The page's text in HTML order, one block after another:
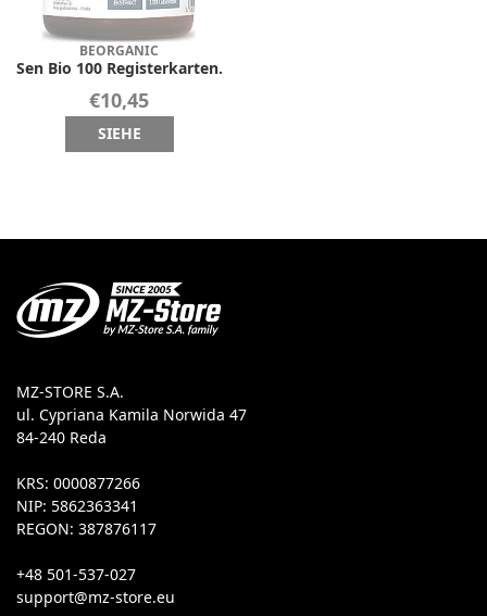
BEORGANIC
Sen Bio 100 Registerkarten.
€10,45
SIEHE
MZ-STORE S.A.
ul. Cypriana Kamila Norwida 47
84-240 Reda
KRS: 0000877266
NIP: 5862363341
REGON: 387876117
+48 501-537-027